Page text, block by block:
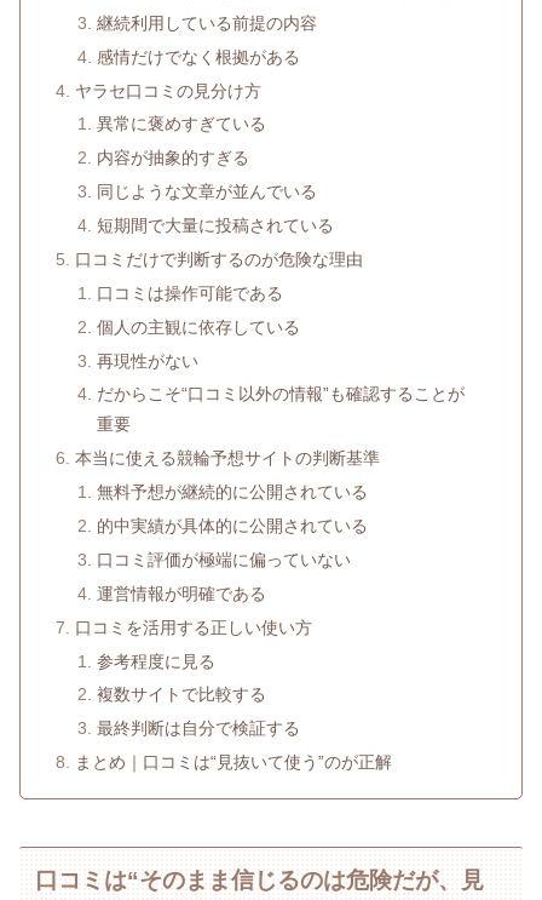
継続利用している前提の内容
感情だけでなく根拠がある
ヤラセ口コミの見分け方
異常に褒めすぎている
内容が抽象的すぎる
同じような文章が並んでいる
短期間で大量に投稿されている
口コミだけで判断するのが危険な理由
口コミは操作可能である
個人の主観に依存している
再現性がない
だからこそ“口コミ以外の情報”も確認することが
重要
本当に使える競輪予想サイトの判断基準
無料予想が継続的に公開されている
的中実績が具体的に公開されている
口コミ評価が極端に偏っていない
運営情報が明確である
口コミを活用する正しい使い方
参考程度に見る
複数サイトで比較する
最終判断は自分で検証する
まとめ｜口コミは“見抜いて使う”のが正解
口コミは“そのまま信じるのは危険だが、見